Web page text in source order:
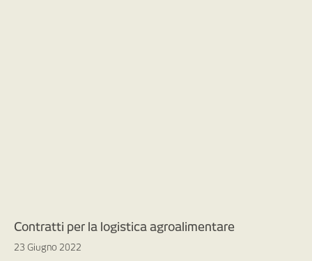
Contratti per la logistica agroalimentare
23 Giugno 2022